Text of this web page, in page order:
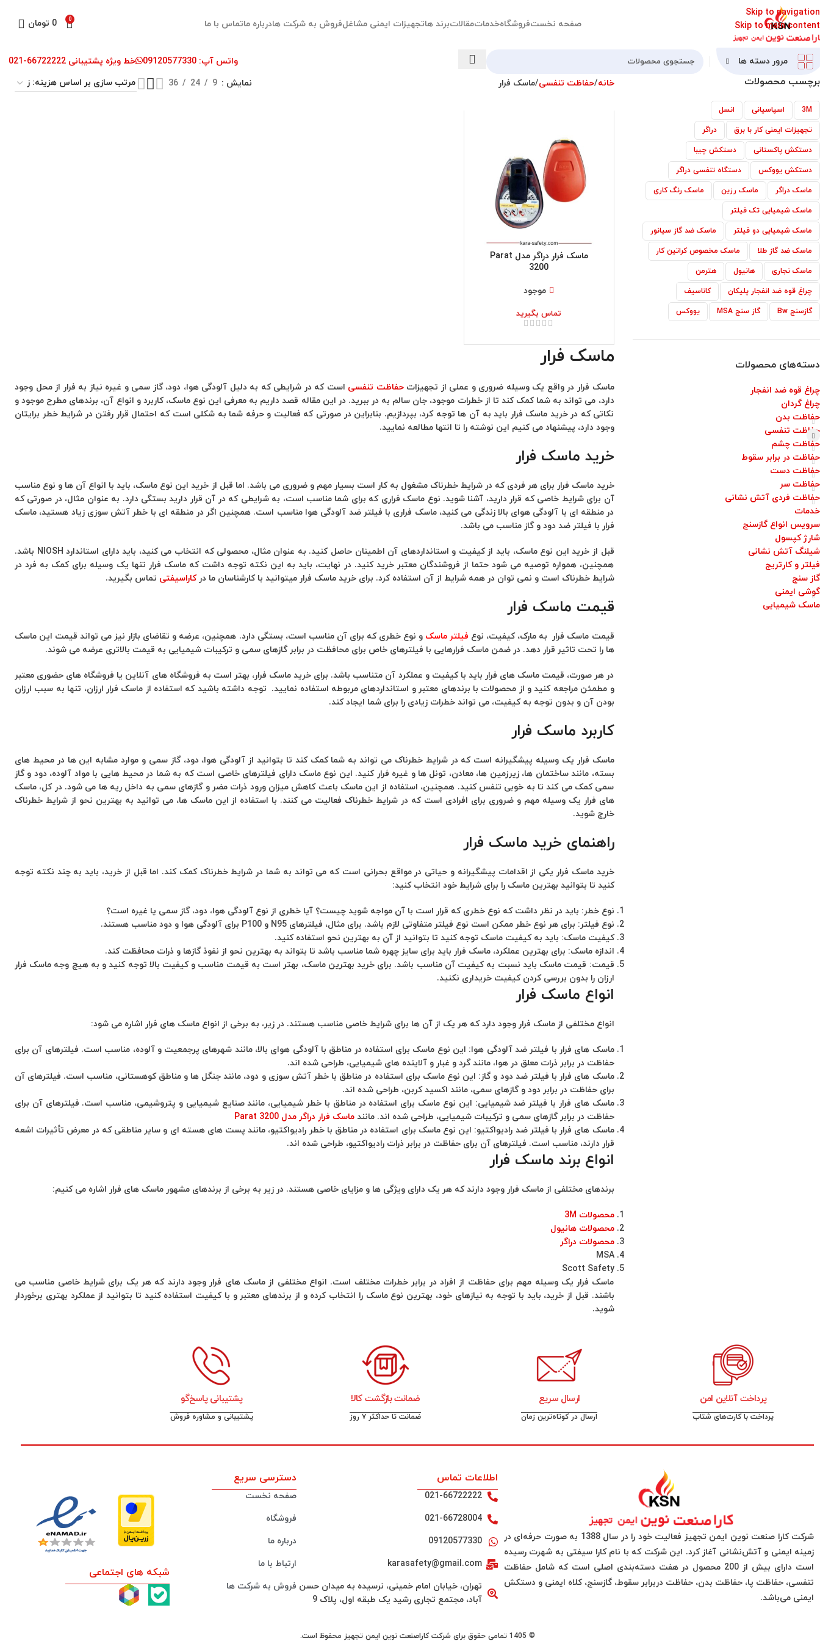
Skip to navigation
Skip to main content
صفحه نخستفروشگاهخدماتمقالاتبرند هاتجهیزات ایمنی مشاغلفروش به شرکت هادرباره ماتماس با ما 0
0 تومان
مرور دسته ها واتس آپ: 09120577330 خط ویژه پشتیبانی 66722222-021
برچسب محصولات
3M اسپاسیانی انسل
تجهیزات ایمنی کار با برق دراگر
دستکش پاکستانی دستکش چیبا
دستکش یووکس دستگاه تنفسی دراگر
ماسک دراگر ماسک رزین ماسک رنگ کاری
ماسک شیمیایی تک فیلتر
ماسک شیمیایی دو فیلتر ماسک ضد گاز سیانور
ماسک ضد گاز طلا ماسک مخصوص کراتین کار
ماسک نجاری هانیول هترمن
چراغ قوه ضد انفجار پلیکان کاناسیف
گازسنج Bw گاز سنج MSA یووکس
دسته‌های محصولات
چراغ قوه ضد انفجار
چراغ گردان
حفاظت بدن
حفاظت تنفسی
حفاظت چشم
حفاظت در برابر سقوط
حفاظت دست
حفاظت سر
حفاظت فردی آتش نشانی
خدمات
سرویس انواع گازسنج
شارژ کپسول
شیلنگ آتش نشانی
فیلتر و کارتریج
گاز سنج
گوشی ایمنی
ماسک شیمیایی
خانه حفاظت تنفسی ماسک فرار نمایش 9
24
36
ماسک فرار دراگر مدل Parat
3200
موجود
تماس بگیرید
ماسک فرار
ماسک فرار در واقع یک وسیله ضروری و عملی از تجهیزاتحفاظت تنفسی است که در شرایطی که به دلیل آلودگی هوا، دود، گاز سمی و غیره نیاز به فرار از محل وجود
دارد، می تواند به شما کمک کند تا از خطرات موجود، جان سالم به در ببرید. در این مقاله قصد داریم به معرفی این نوع ماسک، کاربرد و انواع آن، برندهای مطرح موجود و
نکاتی که در خرید ماسک فرار باید به آن ها توجه کرد، بپردازیم. بنابراین در صورتی که فعالیت و حرفه شما به شکلی است که احتمال قرار رفتن در شرایط خطر برایتان
وجود دارد، پیشنهاد می کنیم این نوشته را تا انتها مطالعه نمایید.
خرید ماسک فرار
خرید ماسک فرار برای هر فردی که در شرایط خطرناک مشغول به کار است بسیار مهم و ضروری می باشد. اما قبل از خرید این نوع ماسک، باید با انواع آن ها و نوع مناسب
آن برای شرایط خاصی که قرار دارید، آشنا شوید. نوع ماسک فراری که برای شما مناسب است، به شرایطی که در آن قرار دارید بستگی دارد. به عنوان مثال، در صورتی که
در منطقه ‌ای با آلودگی هوای بالا زندگی می ‌کنید، ماسک فراری با فیلتر ضد آلودگی هوا مناسب است. همچنین اگر در منطقه ‌ای با خطر آتش سوزی زیاد هستید، ماسک
فرار با فیلتر ضد دود و گاز مناسب می باشد.
قبل از خرید این نوع ماسک، باید از کیفیت و استانداردهای آن اطمینان حاصل کنید. به عنوان مثال، محصولی که انتخاب می کنید، باید دارای استاندارد NIOSH باشد.
همچنین، همواره توصیه می شود حتما از فروشندگان معتبر خرید کنید. در نهایت، باید به این نکته توجه داشت که ماسک فرار تنها یک وسیله برای کمک به فرد در
شرایط خطرناک است و نمی ‌توان در همه شرایط از آن استفاده کرد. برای خرید ماسک فرار میتوانید با کارشناسان ما درکاراسیفتی تماس بگیرید.
قیمت ماسک فرار
قیمت ماسک فرار به مارک، کیفیت، نوع فیلتر ماسک و نوع خطری که برای آن مناسب است، بستگی دارد. همچنین، عرضه و تقاضای بازار نیز می ‌تواند قیمت این ماسک
ها را تحت تاثیر قرار دهد. در ضمن ماسک فرارهایی با فیلترهای خاص برای محافظت در برابر گازهای سمی و ترکیبات شیمیایی به قیمت بالاتری عرضه می شوند.
در هر صورت، قیمت ماسک های فرار باید با کیفیت و عملکرد آن متناسب باشد. برای خرید ماسک فرار، بهتر است به فروشگاه‌ های آنلاین یا فروشگاه های حضوری معتبر
و مطمئن مراجعه کنید و از محصولات با برندهای معتبر و استانداردهای مربوطه استفاده نمایید. توجه داشته باشید که استفاده از ماسک فرار ارزان، تنها به سبب ارزان
بودن آن و بدون توجه به کیفیت، می تواند خطرات زیادی را برای شما ایجاد کند.
کاربرد ماسک فرار
ماسک فرار یک وسیله پیشگیرانه است که در شرایط خطرناک می ‌تواند به شما کمک کند تا بتوانید از آلودگی هوا، دود، گاز سمی و موارد مشابه این ها در محیط ‌های
بسته، مانند ساختمان ‌ها، زیرزمین ‌ها، معادن، تونل ‌ها و غیره فرار کنید. این نوع ماسک دارای فیلترهای خاصی است که به شما در محیط‌ هایی با مواد آلوده، دود و گاز
سمی کمک می‌ کند تا به خوبی تنفس کنید. همچنین، استفاده از این ماسک باعث کاهش میزان ورود ذرات مضر و گازهای سمی به داخل ریه ‌ها می‌ شود. در کل، ماسک
های فرار یک وسیله مهم و ضروری برای افرادی است که در شرایط خطرناک فعالیت می‌ کنند. با استفاده از این ماسک ها، می ‌توانید به بهترین نحو از شرایط خطرناک
خارج شوید.
راهنمای خرید ماسک فرار
خرید ماسک فرار یکی از اقدامات پیشگیرانه و حیاتی در مواقع بحرانی است که می‌ تواند به شما در شرایط خطرناک کمک کند. اما قبل از خرید، باید به چند نکته توجه
کنید تا بتوانید بهترین ماسک را برای شرایط خود انتخاب کنید:
نوع خطر: باید در نظر داشت که نوع خطری که قرار است با آن مواجه شوید چیست؟ آیا خطری از نوع آلودگی هوا، دود، گاز سمی یا غیره است؟
نوع فیلتر: برای هر نوع خطر ممکن است نوع فیلتر متفاوتی لازم باشد. برای مثال، فیلترهای N95 و P100 برای آلودگی هوا و دود مناسب هستند.
کیفیت ماسک: باید به کیفیت ماسک توجه کنید تا بتوانید از آن به بهترین نحو استفاده کنید.
اندازه ماسک: برای بهترین عملکرد، ماسک فرار باید برای سایز چهره شما مناسب باشد تا بتواند به بهترین نحو از نفوذ گازها و ذرات محافظت کند.
قیمت: قیمت ماسک باید نسبت به کیفیت آن مناسب باشد. برای خرید بهترین ماسک، بهتر است به قیمت مناسب و کیفیت بالا توجه کنید و به هیچ وجه ماسک فرار
ارزان را بدون بررسی کردن کیفیت خریداری نکنید.
انواع ماسک فرار
انواع مختلفی از ماسک فرار وجود دارد که هر یک از آن ها برای شرایط خاصی مناسب هستند. در زیر، به برخی از انواع ماسک های فرار اشاره می شود:
ماسک های فرار با فیلتر ضد آلودگی هوا: این نوع ماسک برای استفاده در مناطق با آلودگی هوای بالا، مانند شهرهای پرجمعیت و آلوده، مناسب است. فیلترهای آن برای
حفاظت در برابر ذرات معلق در هوا، مانند گرد و غبار و آلاینده ‌های شیمیایی، طراحی شده ‌اند.
ماسک های فرار با فیلتر ضد دود و گاز: این نوع ماسک برای استفاده در مناطق با خطر آتش‌ سوزی و دود، مانند جنگل‌ ها و مناطق کوهستانی، مناسب است. فیلترهای آن
برای حفاظت در برابر دود و گازهای سمی، مانند اکسید کربن، طراحی شده ‌اند.
ماسک های فرار با فیلتر ضد شیمیایی: این نوع ماسک برای استفاده در مناطق با خطر شیمیایی، مانند صنایع شیمیایی و پتروشیمی، مناسب است. فیلترهای آن برای
حفاظت در برابر گازهای سمی و ترکیبات شیمیایی، طراحی شده‌ اند. مانندماسک فرار دراگر مدل Parat 3200
ماسک های فرار با فیلتر ضد رادیواکتیو: این نوع ماسک برای استفاده در مناطق با خطر رادیواکتیو، مانند پست های هسته ‌ای و سایر مناطقی که در معرض تأثیرات اشعه
قرار دارند، مناسب است. فیلترهای آن برای حفاظت در برابر ذرات رادیواکتیو، طراحی شده ‌اند.
انواع برند ماسک فرار
برندهای مختلفی از ماسک فرار وجود دارند که هر یک دارای ویژگی ‌ها و مزایای خاصی هستند. در زیر به برخی از برندهای مشهور ماسک های فرار اشاره می ‌کنیم:
محصولات 3M
محصولات هانیول
محصولات دراگر
MSA
Scott Safety
ماسک فرار یک وسیله مهم برای حفاظت از افراد در برابر خطرات مختلف است. انواع مختلفی از ماسک های فرار وجود دارند که هر یک برای شرایط خاصی مناسب می
باشند. قبل از خرید، باید با توجه به نیازهای خود، بهترین نوع ماسک را انتخاب کرده و از برندهای معتبر و با کیفیت استفاده کنید تا بتوانید از عملکرد بهتری برخوردار
شوید.
پرداخت آنلاین امن
پرداخت با کارت‌های شتاب
ارسال سریع
ارسال در کوتاه‌ترین زمان
ضمانت بازگشت کالا
ضمانت تا حداکثر ۷ روز
پشتیبانی پاسخ‌گو
پشتیبانی و مشاوره فروش
شرکت کارا صنعت نوین ایمن تجهیز فعالیت خود را در سال 1388 به صورت حرفه‌ای در
زمینه ایمنی و آتش‌نشانی آغاز کرد. این شرکت که با نام کارا سیفتی به شهرت رسیده
است دارای بیش از 200 محصول در هفت دسته‌بندی اصلی است که شامل حفاظت
تنفسی، حفاظت پا، حفاظت بدن، حفاظت دربرابر سقوط، گازسنج، کلاه ایمنی و دستکش
ایمنی می‌باشد.
اطلاعات تماس
021-66722222
021-66728004
09120577330
karasafety@gmail.com
تهران، خیابان امام خمینی، نرسیده به میدان حسن
آباد، مجتمع تجاری رشید یک طبقه اول، پلاک 9
دسترسی سریع
صفحه نخست
فروشگاه
درباره ما
ارتباط با ما
فروش به شرکت ها
شبکه های اجتماعی
© 1405 تمامی حقوق برای شرکت کاراصنعت نوین ایمن تجهیز محفوظ است.